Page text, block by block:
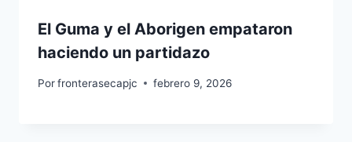
El Guma y el Aborigen empataron
haciendo un partidazo
Porfronterasecapjc febrero 9, 2026